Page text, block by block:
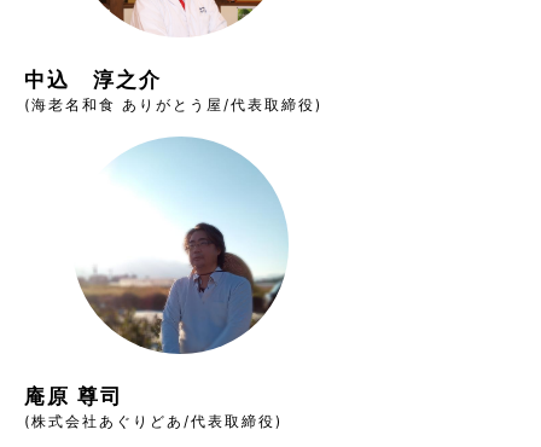
中込 淳之介
(海老名和食 ありがとう屋/代表取締役)
庵原 尊司
(株式会社あぐりどあ/代表取締役)